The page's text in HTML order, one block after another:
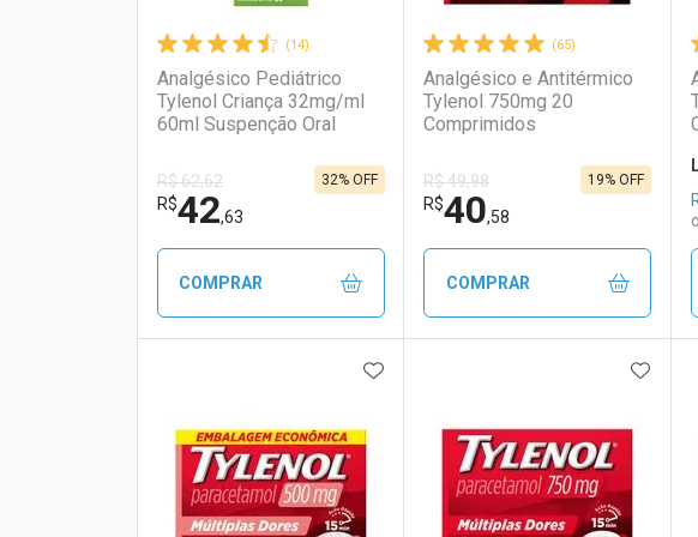
(14)
Analgésico Pediátrico
Tylenol Criança 32mg/ml
60ml Suspenção Oral
R$ 62,62
R$42,63
32% OFF
COMPRAR
Laboratório
Por Menos
(65)
Analgésico e Antitérmico
Tylenol 750mg 20
Comprimidos
R$ 49,98
R$40,58
19% OFF
COMPRAR
Laboratório
Por Menos
ADICIONAR AOS FAVORITOS